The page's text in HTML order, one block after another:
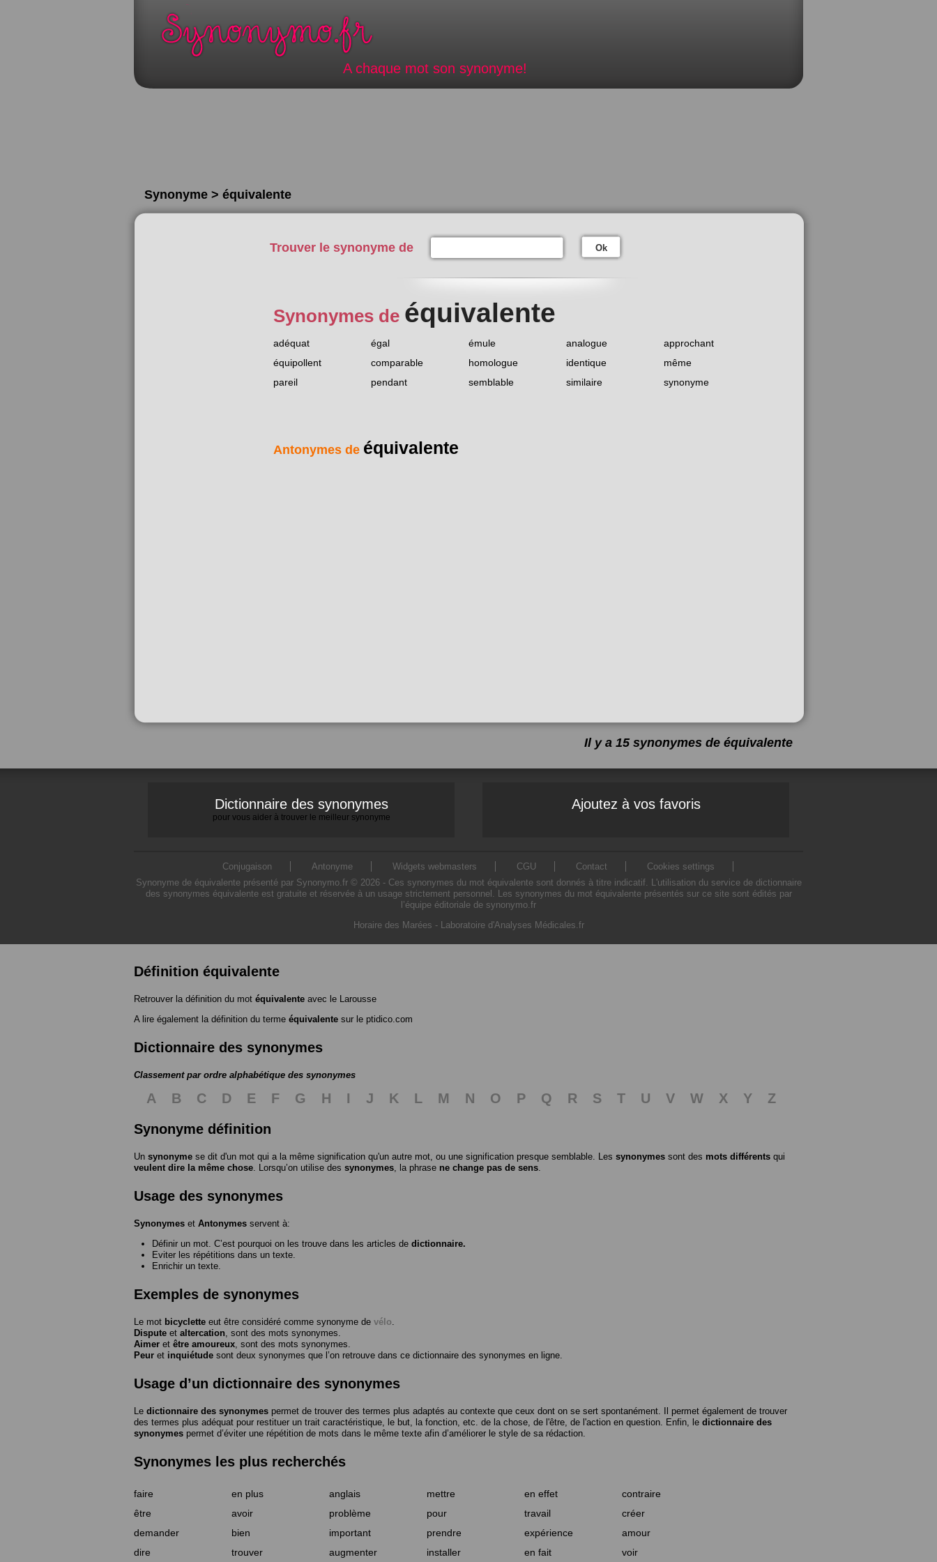
A chaque mot son synonyme!
Synonyme > équivalente
Trouver le synonyme de Ok
Synonymes de équivalente
adéquat égal émule analogue
approchant
équipollent
comparable homologue identique
même
pareil
pendant semblable similaire synonyme
Antonymes de équivalente
Il y a 15 synonymes de équivalente
Dictionnaire des synonymes
pour vous aider à trouver le meilleur synonyme
Ajoutez à vos favoris
Conjugaison Antonyme Widgets webmasters CGU Contact
Cookies settings
Synonyme de équivalente présenté par Synonymo.fr © 2026 - Ces synonymes du mot équivalente sont donnés à titre indicatif. L'utilisation du service de dictionnaire
des synonymes équivalente est gratuite et réservée à un usage strictement personnel. Les synonymes du mot équivalente présentés sur ce site sont édités par
l’équipe éditoriale de synonymo.fr
Horaire des Marées - Laboratoire d'Analyses Médicales.fr
Définition équivalente
Retrouver la définition du mot équivalente avec le Larousse
A lire également la définition du terme équivalente sur le ptidico.com
Dictionnaire des synonymes
Classement par ordre alphabétique des synonymes
A B C D E F G H I J K L M N O P Q R S T U V W X Y
Z
Synonyme définition
Un synonyme se dit d'un mot qui a la même signification qu'un autre mot, ou une signification presque semblable. Les synonymes sont des mots différents qui
veulent dire la même chose . Lorsqu’on utilise des synonymes , la phrase ne change pas de sens
Usage des synonymes
Synonymes et Antonymes servent à:
Définir un mot. C’est pourquoi on les trouve dans les articles de dictionnaire.
Eviter les répétitions dans un texte.
Enrichir un texte.
Exemples de synonymes
Le mot bicyclette eut être considéré comme synonyme de vélo
Dispute et altercation , sont des mots synonymes.
Aimer et être amoureux , sont des mots synonymes.
Peur et inquiétude sont deux synonymes que l’on retrouve dans ce dictionnaire des synonymes en ligne.
Usage d’un dictionnaire des synonymes
Le dictionnaire des synonymes permet de trouver des termes plus adaptés au contexte que ceux dont on se sert spontanément. Il permet également de trouver
des termes plus adéquat pour restituer un trait caractéristique, le but, la fonction, etc. de la chose, de l'être, de l'action en question. Enfin, le dictionnaire des
synonymes permet d’éviter une répétition de mots dans le même texte afin d’améliorer le style de sa rédaction.
Synonymes les plus recherchés
faire en plus anglais mettre en effet
contraire
être
avoir problème pour travail
créer
demander
bien important prendre expérience
amour
dire
trouver augmenter installer en fait voir